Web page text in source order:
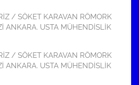
/ SÖKET KARAVAN RÖMORK
ANKARA. USTA MÜHENDİSLİK
/ SÖKET KARAVAN RÖMORK
ANKARA. USTA MÜHENDİSLİK